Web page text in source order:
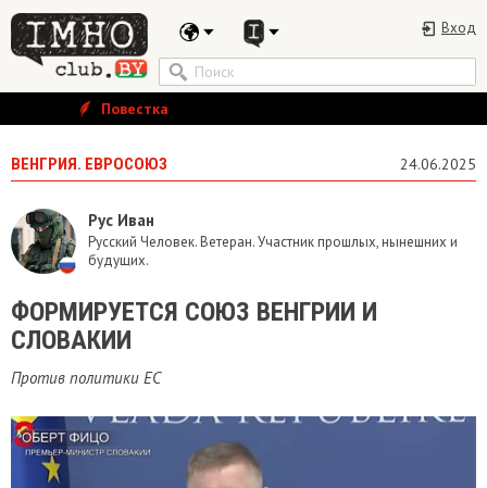
Вход
Повестка
ВЕНГРИЯ. ЕВРОСОЮЗ 24.06.2025
Рус Иван
Русский Человек. Ветеран. Участник прошлых, нынешних и
будущих.
ФОРМИРУЕТСЯ СОЮЗ ВЕНГРИИ И
СЛОВАКИИ
Против политики ЕС